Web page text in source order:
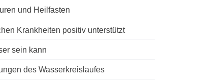
und Heilfasten
Krankheiten positiv unterstützt
sein kann
des Wasserkreislaufes